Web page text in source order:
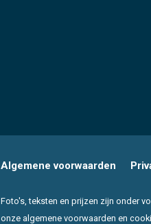
Algemene voorwaarden
Foto's, teksten en prijzen zijn onder
onze algemene voorwaarden en